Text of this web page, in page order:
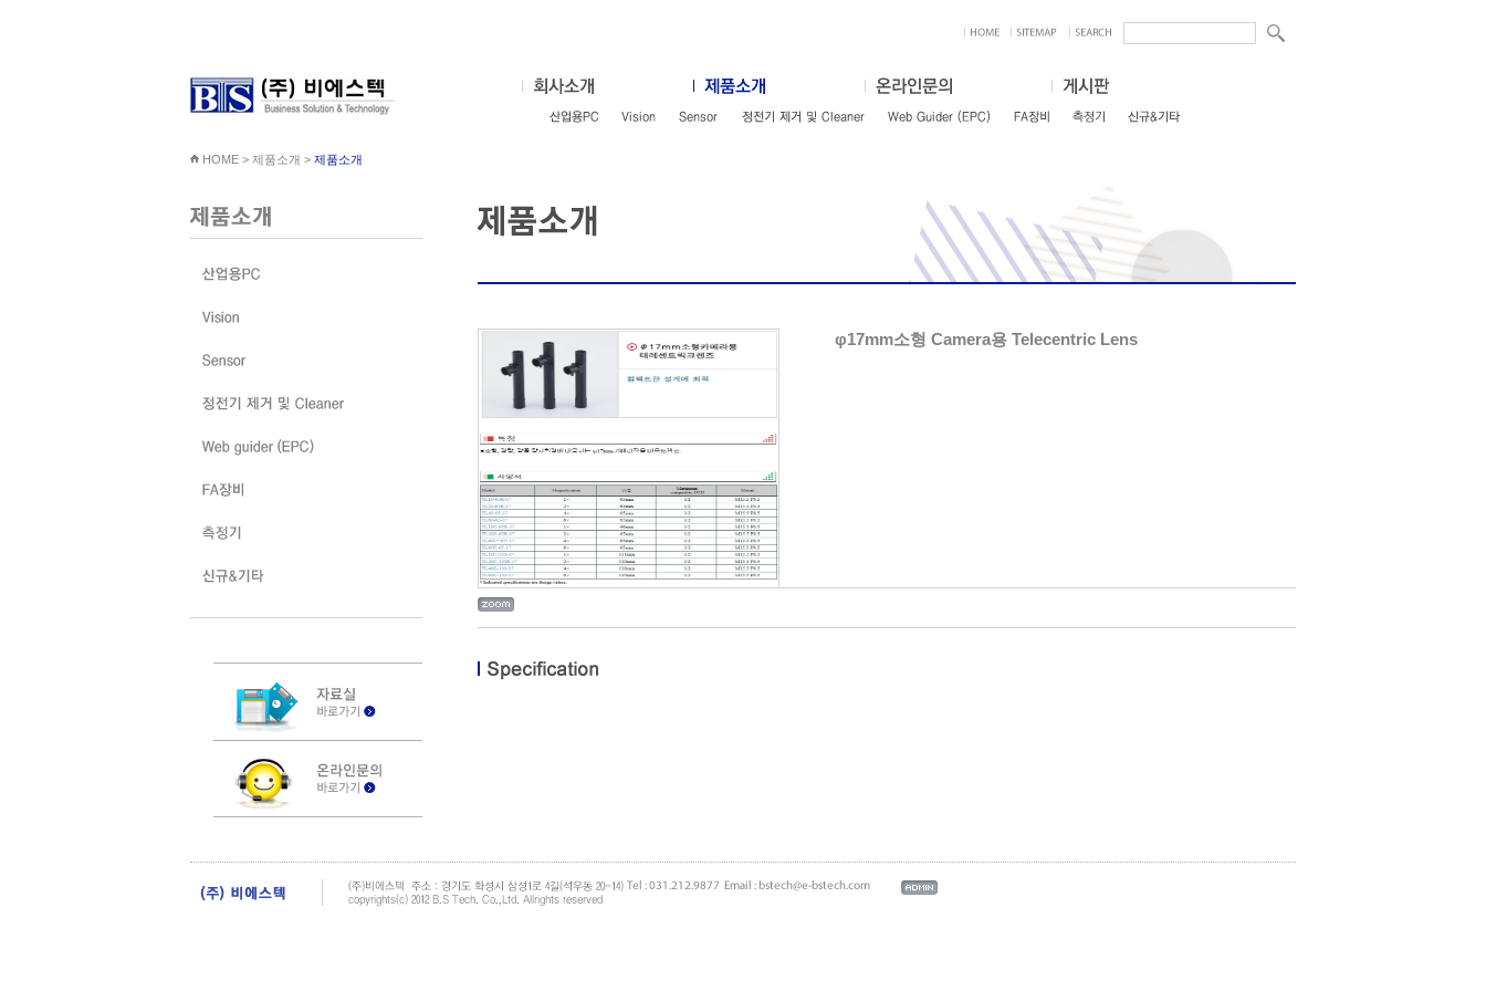
HOME > 제품소개 > 제품소개
φ17mm소형 Camera용 Telecentric Lens